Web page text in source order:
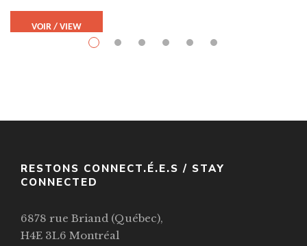
VOIR / VIEW
RESTONS CONNECT.É.E.S / STAY
CONNECTED
6878 rue Briand (Québec),
H4E 3L6 Montréal